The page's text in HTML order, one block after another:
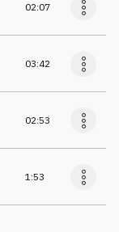
02:07
03:42
02:53
1:53